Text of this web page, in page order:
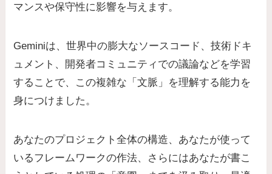
マンスや保守性に影響を与えます。
Geminiは、世界中の膨大なソースコード、技術ドキ
ュメント、開発者コミュニティでの議論などを学習
することで、この複雑な「文脈」を理解する能力を
身につけました。
あなたのプロジェクト全体の構造、あなたが使って
いるフレームワークの作法、さらにはあなたが書こ